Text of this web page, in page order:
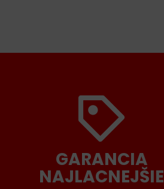
GARANCIA
NAJLACNEJŠIE